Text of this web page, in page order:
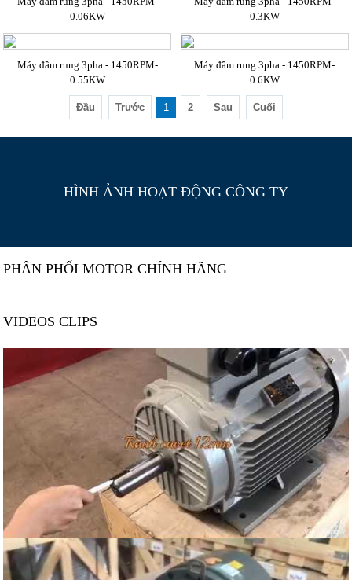
0.06KW
0.3KW
Máy đầm rung 3pha - 1450RPM-
0.55KW
Máy đầm rung 3pha - 1450RPM-
0.6KW
Đầu Trước 1 2 Sau Cuối
HÌNH ẢNH HOẠT ĐỘNG CÔNG TY
PHÂN PHỐI MOTOR CHÍNH HÃNG
VIDEOS CLIPS